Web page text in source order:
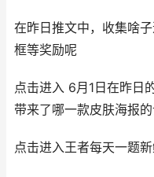
在昨日推文中，收集啥
框等奖励呢
点击进入 6月1日在昨日
带来了哪一款皮肤海报
点击进入王者每天一题